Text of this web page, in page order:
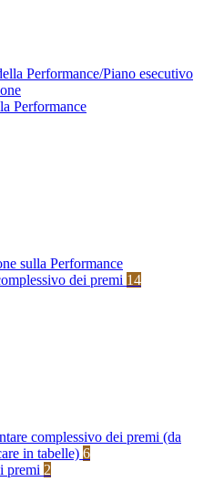
Performance/Piano esecutivo
Performance
sulla Performance
dei premi 14
complessivo dei premi (da
in tabelle) 6
premi 2